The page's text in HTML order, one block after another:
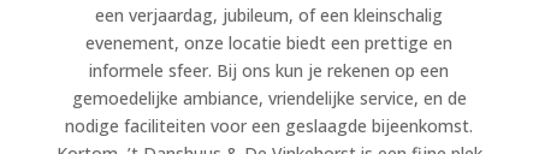
een verjaardag, jubileum, of een kleinschalig
evenement, onze locatie biedt een prettige en
informele sfeer. Bij ons kun je rekenen op een
gemoedelijke ambiance, vriendelijke service, en de
nodige faciliteiten voor een geslaagde bijeenkomst.